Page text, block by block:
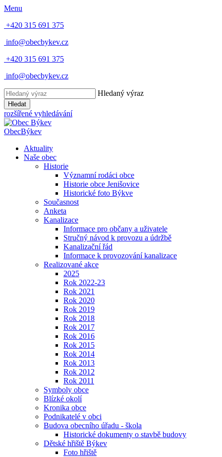
Menu
+420 315 691 375
info@obecbykev.cz
+420 315 691 375
info@obecbykev.cz
Hledaný výraz
Hledat
rozšířené vyhledávání
ObecBýkev
Aktuality
Naše obec
Historie
Významní rodáci obce
Historie obce Jenišovice
Historické foto Býkve
Současnost
Anketa
Kanalizace
Informace pro občany a uživatele
Stručný návod k provozu a údržbě
Kanalizační řád
Informace k provozování kanalizace
Realizované akce
2025
Rok 2022-23
Rok 2021
Rok 2020
Rok 2019
Rok 2018
Rok 2017
Rok 2016
Rok 2015
Rok 2014
Rok 2013
Rok 2012
Rok 2011
Symboly obce
Blízké okolí
Kronika obce
Podnikatelé v obci
Budova obecního úřadu - škola
Historické dokumenty o stavbě budovy
Dětské hřiště Býkev
Foto hřiště